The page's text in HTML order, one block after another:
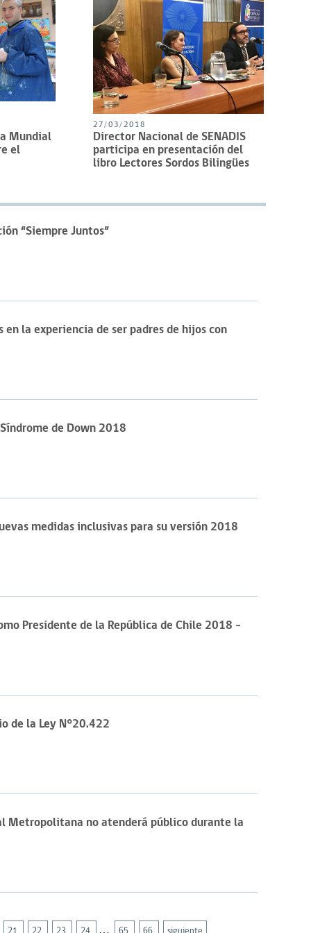
Mundial
el
27/03/2018
Director Nacional de SENADIS
participa en presentación del
libro Lectores Sordos Bilingües
“Siempre Juntos”
la experiencia de ser padres de hijos con
de Down 2018
medidas inclusivas para su versión 2018
Presidente de la República de Chile 2018 -
de la Ley N°20.422
Metropolitana no atenderá público durante la
…